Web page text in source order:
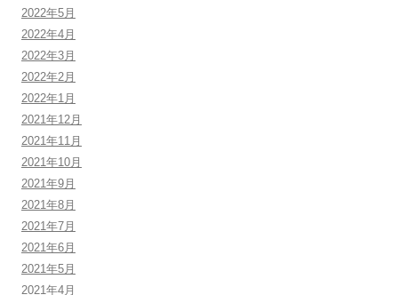
2022年5月
2022年4月
2022年3月
2022年2月
2022年1月
2021年12月
2021年11月
2021年10月
2021年9月
2021年8月
2021年7月
2021年6月
2021年5月
2021年4月